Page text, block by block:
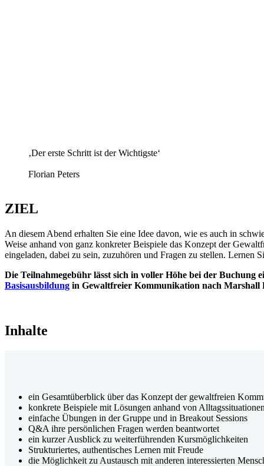
‚Der erste Schritt ist der Wichtigste‘
Florian Peters
ZIEL
An diesem Abend erhalten Sie eine Idee davon, wie es auch in
Weise anhand von ganz konkreter Beispiele das Konzept der
eingeladen, dabei zu sein, zuzuhören und Fragen zu stellen.
Die Teilnahmegebühr lässt sich in voller Höhe bei der Buchung
Basisausbildung in Gewaltfreier Kommunikation nach Marshall
Inhalte
ein Gesamtüberblick über das Konzept der gewaltfreien
konkrete Beispiele mit Lösungen anhand von Alltagssituationen
einfache Übungen in der Gruppe und in Breakout Sessions
Q&A ihre persönlichen Fragen werden beantwortet
ein kurzer Ausblick zu weiterführenden Kursmöglichkeiten
Strukturiertes, authentisches Lernen mit Freude
die Möglichkeit zu Austausch mit anderen interessierten